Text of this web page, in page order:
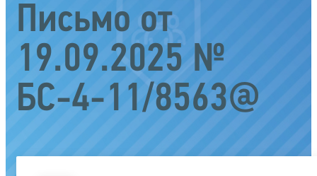
Письмо от
19.09.2025 №
БС-4-11/8563@